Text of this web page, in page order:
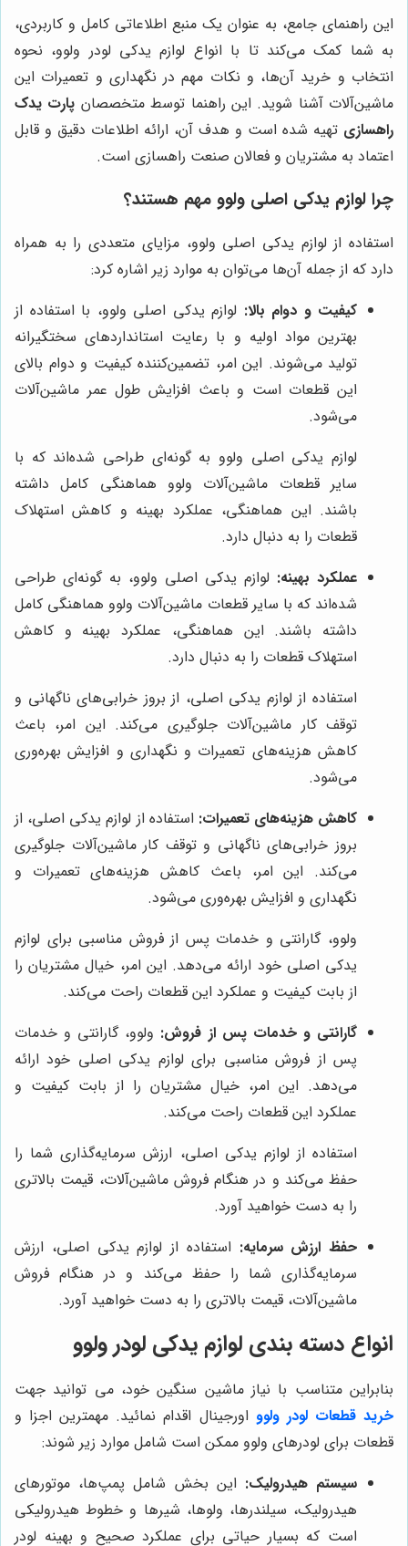
این راهنمای جامع، به عنوان یک منبع اطلاعاتی کامل و کاربردی،
به شما کمک می‌کند تا با انواع لوازم یدکی لودر ولوو، نحوه
انتخاب و خرید آن‌ها، و نکات مهم در نگهداری و تعمیرات این
ماشین‌آلات آشنا شوید. این راهنما توسط متخصصان پارت یدک
راهسازی تهیه شده است و هدف آن، ارائه اطلاعات دقیق و قابل
اعتماد به مشتریان و فعالان صنعت راهسازی است.
چرا لوازم یدکی اصلی ولوو مهم هستند؟
استفاده از لوازم یدکی اصلی ولوو، مزایای متعددی را به همراه
دارد که از جمله آن‌ها می‌توان به موارد زیر اشاره کرد:
کیفیت و دوام بالا: لوازم یدکی اصلی ولوو، با استفاده از
بهترین مواد اولیه و با رعایت استانداردهای سختگیرانه
تولید می‌شوند. این امر، تضمین‌کننده کیفیت و دوام بالای
این قطعات است و باعث افزایش طول عمر ماشین‌آلات
می‌شود.
لوازم یدکی اصلی ولوو به گونه‌ای طراحی شده‌اند که با
سایر قطعات ماشین‌آلات ولوو هماهنگی کامل داشته
باشند. این هماهنگی، عملکرد بهینه و کاهش استهلاک
قطعات را به دنبال دارد.
عملکرد بهینه: لوازم یدکی اصلی ولوو، به گونه‌ای طراحی
شده‌اند که با سایر قطعات ماشین‌آلات ولوو هماهنگی کامل
داشته باشند. این هماهنگی، عملکرد بهینه و کاهش
استهلاک قطعات را به دنبال دارد.
استفاده از لوازم یدکی اصلی، از بروز خرابی‌های ناگهانی و
توقف کار ماشین‌آلات جلوگیری می‌کند. این امر، باعث
کاهش هزینه‌های تعمیرات و نگهداری و افزایش بهره‌وری
می‌شود.
کاهش هزینه‌های تعمیرات: استفاده از لوازم یدکی اصلی، از
بروز خرابی‌های ناگهانی و توقف کار ماشین‌آلات جلوگیری
می‌کند. این امر، باعث کاهش هزینه‌های تعمیرات و
نگهداری و افزایش بهره‌وری می‌شود.
ولوو، گارانتی و خدمات پس از فروش مناسبی برای لوازم
یدکی اصلی خود ارائه می‌دهد. این امر، خیال مشتریان را
از بابت کیفیت و عملکرد این قطعات راحت می‌کند.
گارانتی و خدمات پس از فروش: ولوو، گارانتی و خدمات
پس از فروش مناسبی برای لوازم یدکی اصلی خود ارائه
می‌دهد. این امر، خیال مشتریان را از بابت کیفیت و
عملکرد این قطعات راحت می‌کند.
استفاده از لوازم یدکی اصلی، ارزش سرمایه‌گذاری شما را
حفظ می‌کند و در هنگام فروش ماشین‌آلات، قیمت بالاتری
را به دست خواهید آورد.
حفظ ارزش سرمایه: استفاده از لوازم یدکی اصلی، ارزش
سرمایه‌گذاری شما را حفظ می‌کند و در هنگام فروش
ماشین‌آلات، قیمت بالاتری را به دست خواهید آورد.
انواع دسته بندی لوازم یدکی لودر ولوو
بنابراین متناسب با نیاز ماشین سنگین خود، می توانید جهت
خرید قطعات لودر ولوو اورجینال اقدام نمائید. مهمترین اجزا و
قطعات برای لودرهای ولوو ممکن است شامل موارد زیر شوند:
سیستم هیدرولیک: این بخش شامل پمپ‌ها، موتورهای
هیدرولیک، سیلندرها، ولوها، شیرها و خطوط هیدرولیکی
است که بسیار حیاتی برای عملکرد صحیح و بهینه لودر